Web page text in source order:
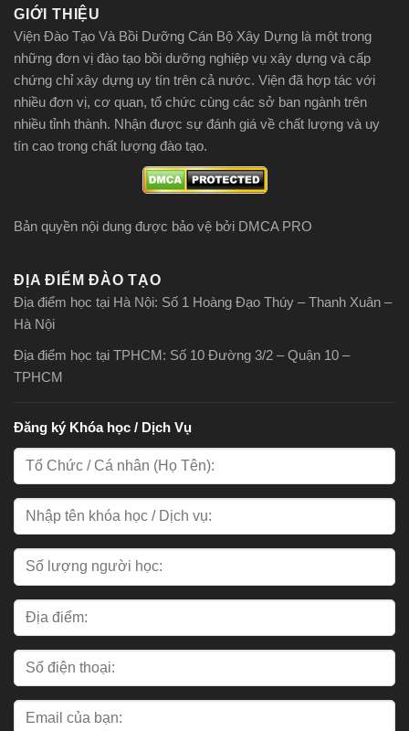
GIỚI THIỆU
Viện Đào Tạo Và Bồi Dưỡng Cán Bộ Xây Dựng là một trong
những đơn vị đào tạo bồi dưỡng nghiệp vụ xây dựng và cấp
chứng chỉ xây dựng uy tín trên cả nước. Viện đã hợp tác với
nhiều đơn vị, cơ quan, tổ chức cùng các sở ban ngành trên
nhiều tỉnh thành. Nhận được sự đánh giá về chất lượng và uy
tín cao trong chất lượng đào tạo.
Bản quyền nội dung được bảo vệ bởi DMCA PRO
ĐỊA ĐIỂM ĐÀO TẠO
Địa điểm học tại Hà Nội: Số 1 Hoàng Đạo Thúy – Thanh Xuân –
Hà Nội
Địa điểm học tại TPHCM: Số 10 Đường 3/2 – Quận 10 –
TPHCM
Đăng ký Khóa học / Dịch Vụ